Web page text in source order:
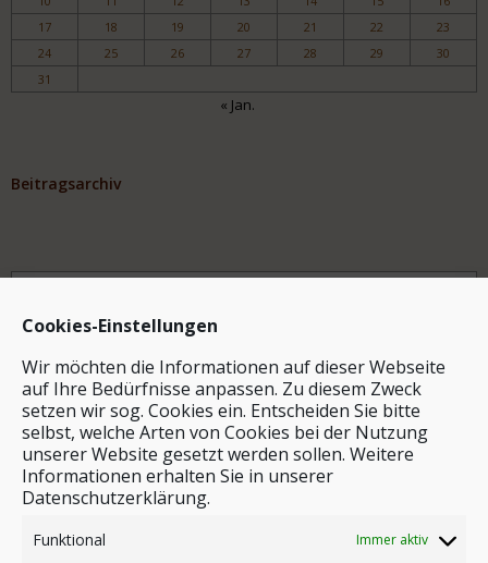
Cookies-Einstellungen
Wir möchten die Informationen auf dieser Webseite
auf Ihre Bedürfnisse anpassen. Zu diesem Zweck
setzen wir sog. Cookies ein. Entscheiden Sie bitte
selbst, welche Arten von Cookies bei der Nutzung
unserer Website gesetzt werden sollen. Weitere
Informationen erhalten Sie in unserer
Datenschutzerklärung.
Funktional Immer aktiv
17
18 19 20 21 22
23
24
25 26 27 28 29
30
31
« Jan.
Beitragsarchiv
Archiv
Stichwortsuche